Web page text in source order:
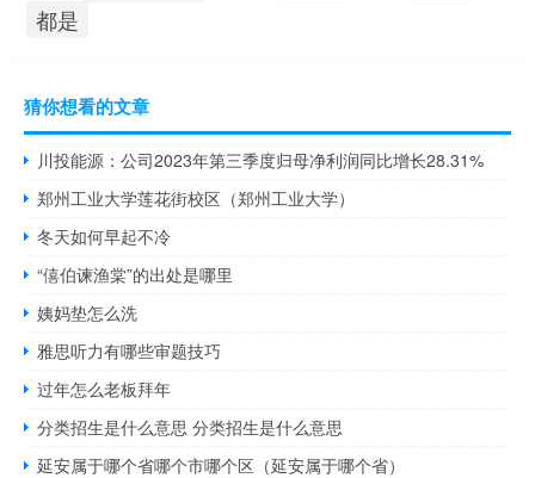
都是
猜你想看的文章
川投能源：公司2023年第三季度归母净利润同比增长28.31%
郑州工业大学莲花街校区（郑州工业大学）
冬天如何早起不冷
“僖伯谏渔棠”的出处是哪里
姨妈垫怎么洗
雅思听力有哪些审题技巧
过年怎么老板拜年
分类招生是什么意思 分类招生是什么意思
延安属于哪个省哪个市哪个区（延安属于哪个省）